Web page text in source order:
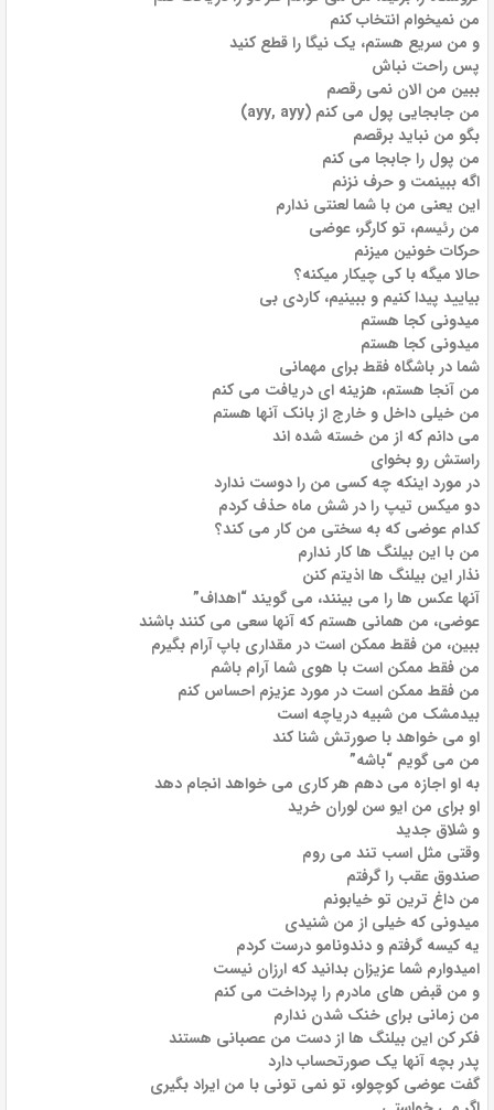
من نمیخوام انتخاب کنم
و من سریع هستم، یک نیگا را قطع کنید
پس راحت نباش
ببین من الان نمی رقصم
من جابجایی پول می کنم (ayy, ayy)
بگو من نباید برقصم
من پول را جابجا می کنم
اگه ببینمت و حرف نزنم
این یعنی من با شما لعنتی ندارم
من رئیسم، تو کارگر، عوضی
حرکات خونین میزنم
حالا میگه با کی چیکار میکنه؟
بیایید پیدا کنیم و ببینیم، کاردی بی
میدونی کجا هستم
میدونی کجا هستم
شما در باشگاه فقط برای مهمانی
من آنجا هستم، هزینه ای دریافت می کنم
من خیلی داخل و خارج از بانک آنها هستم
می دانم که از من خسته شده اند
راستش رو بخوای
در مورد اینکه چه کسی من را دوست ندارد
دو میکس تیپ را در شش ماه حذف کردم
کدام عوضی که به سختی من کار می کند؟
من با این بیلنگ ها کار ندارم
نذار این بیلنگ ها اذیتم کنن
آنها عکس ها را می بینند، می گویند “اهداف”
عوضی، من همانی هستم که آنها سعی می کنند باشند
ببین، من فقط ممکن است در مقداری باپ آرام بگیرم
من فقط ممکن است با هوی شما آرام باشم
من فقط ممکن است در مورد عزیزم احساس کنم
بیدمشک من شبیه دریاچه است
او می خواهد با صورتش شنا کند
من می گویم “باشه”
به او اجازه می دهم هر کاری می خواهد انجام دهد
او برای من ایو سن لوران خرید
و شلاق جدید
وقتی مثل اسب تند می روم
صندوق عقب را گرفتم
من داغ ترین تو خیابونم
میدونی که خیلی از من شنیدی
یه کیسه گرفتم و دندونامو درست کردم
امیدوارم شما عزیزان بدانید که ارزان نیست
و من قبض های مادرم را پرداخت می کنم
من زمانی برای خنک شدن ندارم
فکر کن این بیلنگ ها از دست من عصبانی هستند
پدر بچه آنها یک صورتحساب دارد
گفت عوضی کوچولو، تو نمی تونی با من ایراد بگیری